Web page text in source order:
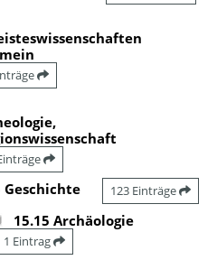
Geschichte 123 Einträge
15.15 Archäologie
1 Eintrag